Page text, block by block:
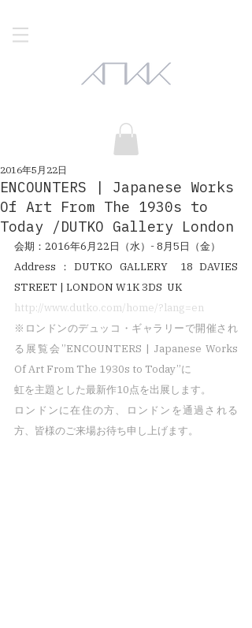
ENCOUNTERS | Japanese Works
Of Art From The 1930s to
Today /DUTKO Gallery London
2016年5月22日
会期：2016年6月22日（水）- 8月5日（金）
Address：DUTKO GALLERY  18 DAVIES
STREET | LONDON W1K 3DS  UK
http://www.dutko.com/home/?lang=en
※ロンドンのデュッコ・ギャラリーで開催され
る展覧会”ENCOUNTERS | Japanese Works
Of Art From The 1930s to Today”に
虹を主題とした最新作10点を出展します。
ロンドンに在住の方、ロンドンを通過される
方、皆様のご来場お待ち申し上げます。